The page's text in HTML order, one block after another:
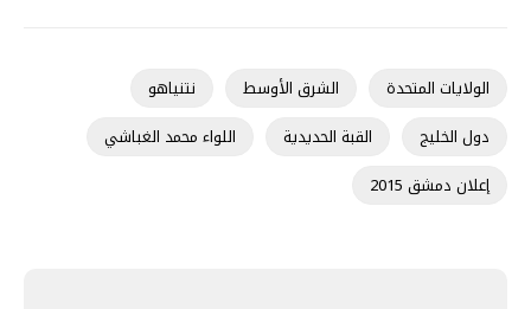
الولايات المتحدة الشرق الأوسط
نتنياهو
دول الخليج
القبة الحديدية
اللواء محمد الغباشي
إعلان دمشق 2015